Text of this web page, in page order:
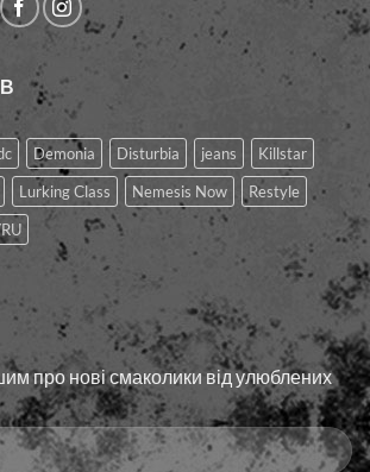
Demonia Disturbia jeans
Killstar
Lurking Сlass Nemesis Now
Restyle
про нові смаколики від улюблених